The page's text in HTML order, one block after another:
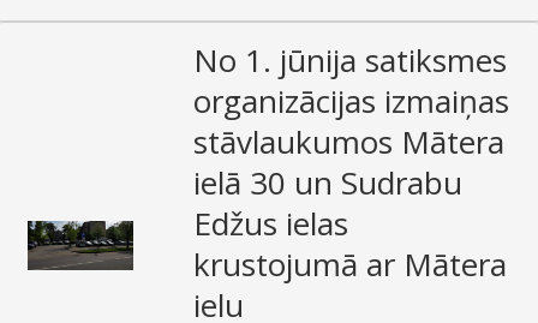
No 1. jūnija satiksmes
organizācijas izmaiņas
stāvlaukumos Mātera
ielā 30 un Sudrabu
Edžus ielas
krustojumā ar Mātera
ielu